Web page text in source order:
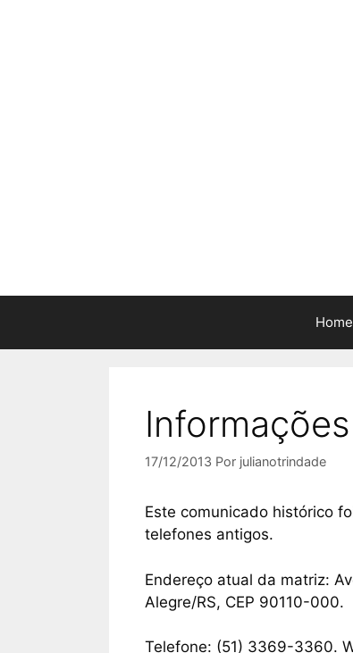
Home
17/12/2013 Por julianotrindade
Este comunicado histórico
telefones antigos.
Endereço atual da matriz:
Alegre/RS, CEP 90110-000.
Telefone: (51) 3369-3360.